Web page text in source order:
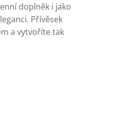
doplněk i jako
Přívěsek
a vytvoříte tak